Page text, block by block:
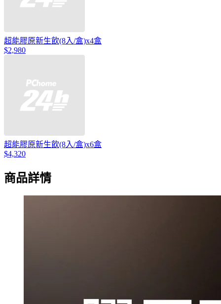
超能膠原新生飲(8入/盒)x4盒
$2,980
超能膠原新生飲(8入/盒)x6盒
$4,320
商品詳情